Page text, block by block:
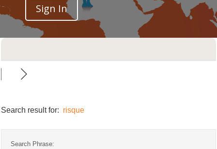
Sign In
Search result for: risque
Search Phrase: